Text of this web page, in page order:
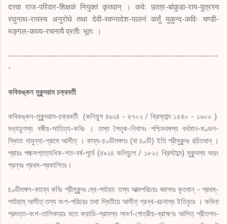
दत्त्वा राज-परिवार-शिक्षकं नियुक्तं कृतवान्‌ । कवेः छात्र-बांकुडा-राय-पुत्रस्य
रघुनाथ-रायस्य अनुरोधे तथा देवी-स्वप्नादेश-पालनं कर्तुं मुकुन्द-कविः चण्डी-
मङ्गल-काव्य-रचनायै व्रतीः भूतः ।
---------------------------------------------------------------------
-
কবিকঙ্কন মুকুন্দরাম চক্রবর্তী
কবিকঙ্কন-মুকুন্দরাম-চক্রবর্তী (কলিয়ুগ ৪৬২৪ - ৪৭০২ / খ্রিস্তাব্দ ১৫৪০ - ১৬০০ )
মধ্যয়ুগস্য বঙ্গীয়-সাহিত্য-কবিঃ । তস্য পৈতৃক-নিবাসঃ পশ্চিমবঙ্গস্য বর্ধমান-মণ্ডল-
স্থিতং দামুন্যা-গ্রামে আসীত্‌ । কাব্য-চণ্ডীমঙ্গলঃ (বা চণ্ডী) ইতি শ্রীমুকুন্দঃ রচিতবান্‌ ।
প্রায়ঃ পঙ্চসপ্তত্যধিক-শত-বর্ষ-পূর্বে (৪৯২৪ কলিয়ুগে / ১৮২২ খ্রিস্টাব্দে) মুকুন্দস্য অয়ং
গ্রন্থঃ প্রথম-প্রকাশিতঃ।
চণ্ডীমঙ্গল-কাব্যে কবিঃ শ্রীমুকুন্দঃ দ্বে-পর্যায়াং তস্য আত্মপরিচয়ঃ জ্ঞাপনঃ কৃতবান্‌ - প্রথম্‌-
পর্যায়াম্‌ আসীত্‌ তস্য বংশ-পরিচয়ঃ তথা দ্বিতীয়ে আসীত্‌ গ্রন্থ-রচনাস্য ইতিবৃতঃ । কবিনা
প্রদত্ত-বংশ-তালিকায়াঃ মতে কয়াডি-গ্রামস্য সাবর্ণ-গোত্রীয়-ব্রাহ্মণঃ আসিত্‌ শ্রীতপন-